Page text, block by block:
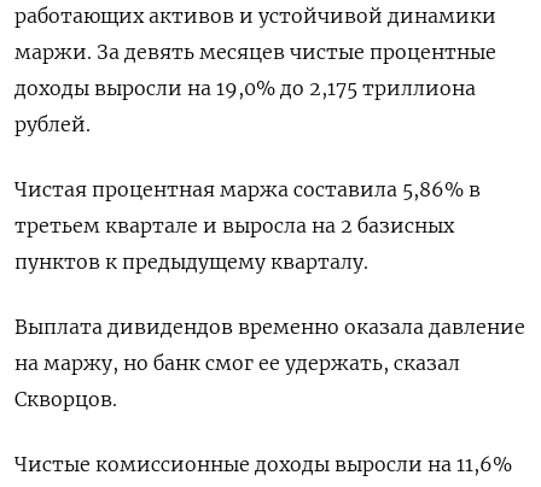
работающих активов и устойчивой динамики
маржи. За девять месяцев чистые процентные
доходы выросли на 19,0% до 2,175 триллиона
рублей.
Чистая процентная маржа составила 5,86% в
третьем квартале и выросла на 2 базисных
пунктов к предыдущему кварталу.
Выплата дивидендов временно оказала давление
на маржу, но банк смог ее удержать, сказал
Скворцов.
Чистые комиссионные доходы выросли на 11,6%